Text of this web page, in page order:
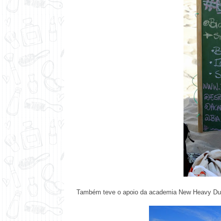
Também teve o apoio da academia New Heavy